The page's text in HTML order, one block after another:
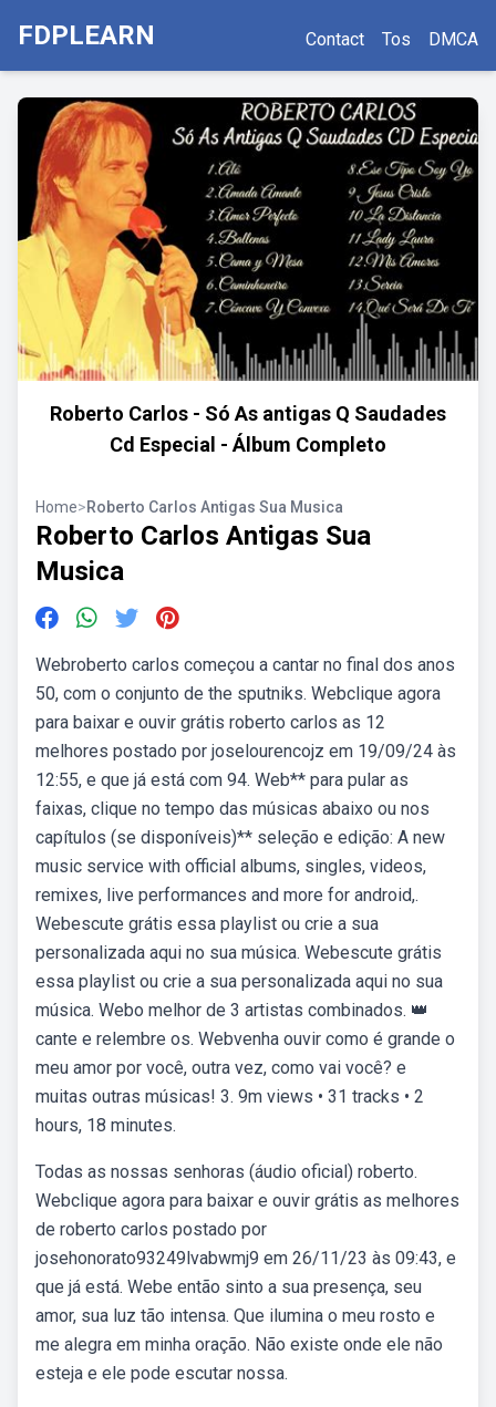
FDPLEARN Contact Tos DMCA
Roberto Carlos - Só As antigas Q Saudades
Cd Especial - Álbum Completo
Home>Roberto Carlos Antigas Sua Musica
Roberto Carlos Antigas Sua
Musica
Webroberto carlos começou a cantar no final dos anos
50, com o conjunto de the sputniks. Webclique agora
para baixar e ouvir grátis roberto carlos as 12
melhores postado por joselourencojz em 19/09/24 às
12:55, e que já está com 94. Web** para pular as
faixas, clique no tempo das músicas abaixo ou nos
capítulos (se disponíveis)** seleção e edição: A new
music service with official albums, singles, videos,
remixes, live performances and more for android,.
Webescute grátis essa playlist ou crie a sua
personalizada aqui no sua música. Webescute grátis
essa playlist ou crie a sua personalizada aqui no sua
música. Webo melhor de 3 artistas combinados. 👑
cante e relembre os. Webvenha ouvir como é grande o
meu amor por você, outra vez, como vai você? e
muitas outras músicas! 3. 9m views • 31 tracks • 2
hours, 18 minutes.
Todas as nossas senhoras (áudio oficial) roberto.
Webclique agora para baixar e ouvir grátis as melhores
de roberto carlos postado por
josehonorato93249lvabwmj9 em 26/11/23 às 09:43, e
que já está. Webe então sinto a sua presença, seu
amor, sua luz tão intensa. Que ilumina o meu rosto e
me alegra em minha oração. Não existe onde ele não
esteja e ele pode escutar nossa.